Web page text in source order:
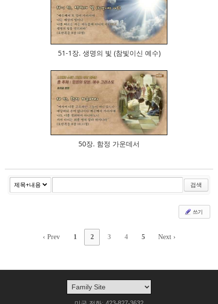
808
51-1장. 생명의 빛 (참빛이신 예수)
812
50장. 함정 가운데서
검색
쓰기
‹ Prev 1 2 3 4 5 Next ›